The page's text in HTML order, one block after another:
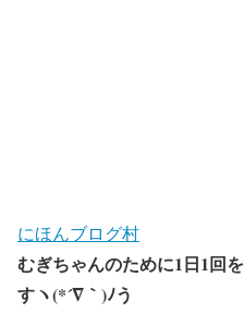
にほんブログ村
むぎちゃんのために1日1回
すヽ(*´∇｀)ﾉう